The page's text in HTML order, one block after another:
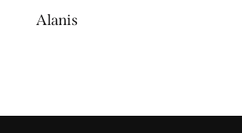
Alanis